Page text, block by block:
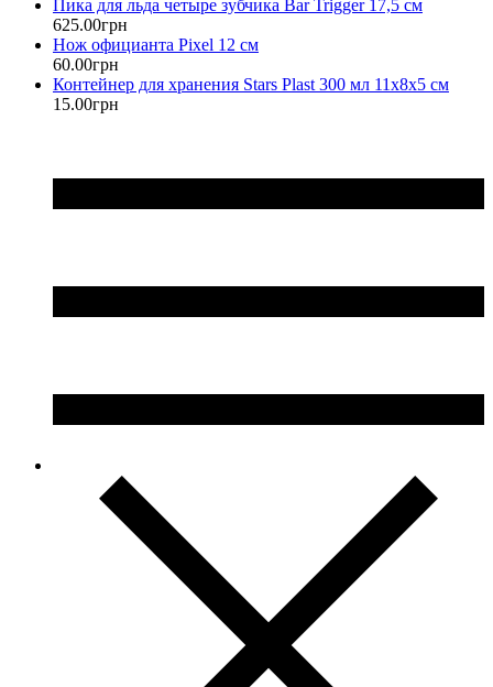
Пика для льда четыре зубчика Bar Trigger 17,5 см
625.00грн
Нож официанта Pixel 12 см
60.00грн
Контейнер для хранения Stars Plast 300 мл 11х8х5 см
15.00грн